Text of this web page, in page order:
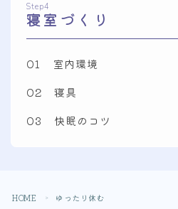
Step4
寝室づくり
01 室内環境
02 寝具
03 快眠のコツ
HOME ＞ ゆったり休む